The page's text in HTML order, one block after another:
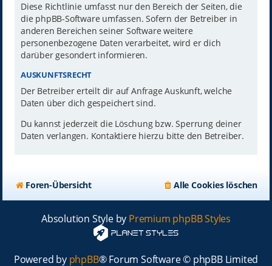
Diese Richtlinie umfasst nur den Bereich der Seiten, die
die phpBB-Software umfassen. Sofern der Betreiber in
anderen Bereichen seiner Software weitere
personenbezogene Daten verarbeitet, wird er dich
darüber gesondert informieren.
AUSKUNFTSRECHT
Der Betreiber erteilt dir auf Anfrage Auskunft, welche
Daten über dich gespeichert sind.
Du kannst jederzeit die Löschung bzw. Sperrung deiner
Daten verlangen. Kontaktiere hierzu bitte den Betreiber.
Foren-Übersicht Alle Cookies löschen
Absolution Style by Premium phpBB Styles
Powered by phpBB® Forum Software © phpBB Limited